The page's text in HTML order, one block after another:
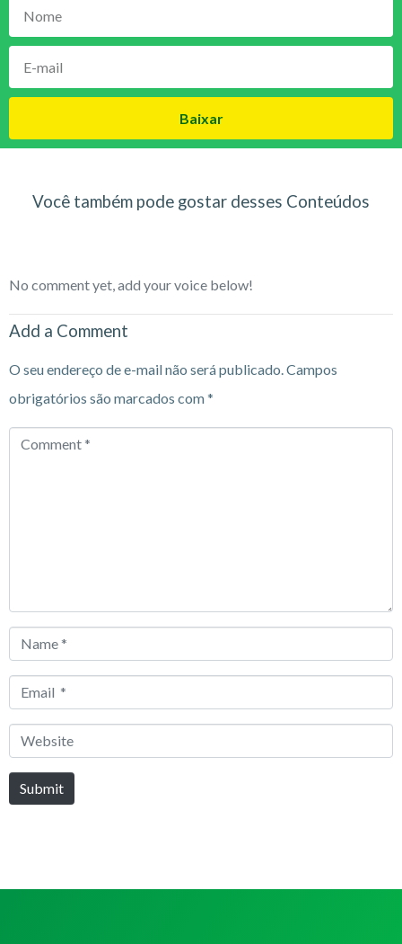
Baixar
Você também pode gostar desses Conteúdos
No comment yet, add your voice below!
Add a Comment
O seu endereço de e-mail não será publicado.Campos
obrigatórios são marcados com*
Comment
Name
Email
Website
Submit